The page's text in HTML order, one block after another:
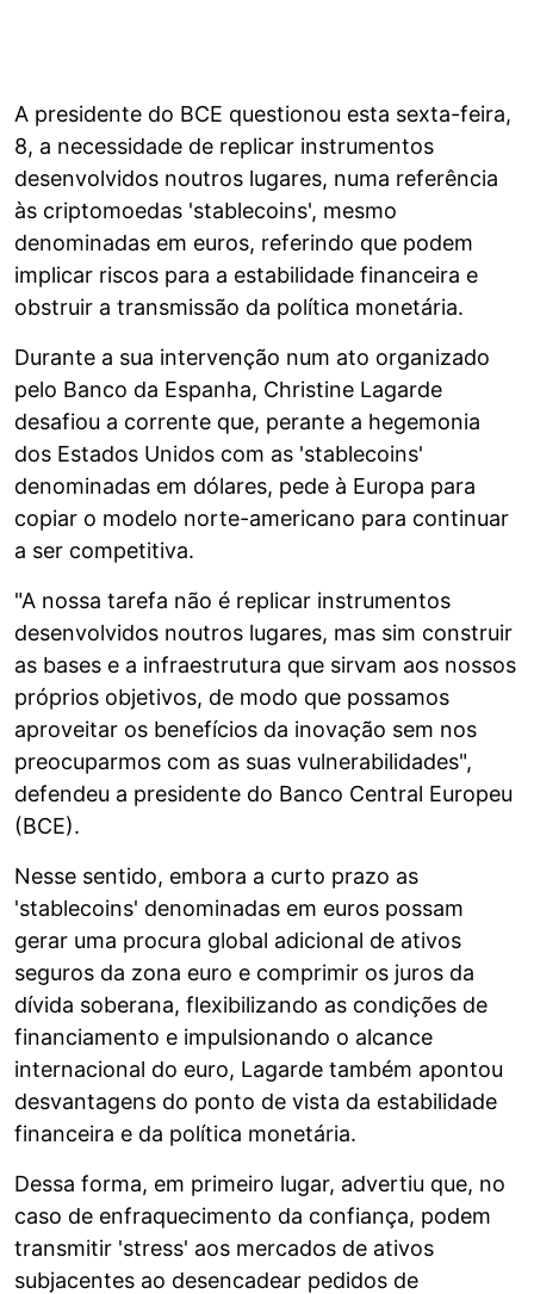
A presidente do BCE questionou esta sexta-feira,
8, a necessidade de replicar instrumentos
desenvolvidos noutros lugares, numa referência
às criptomoedas 'stablecoins', mesmo
denominadas em euros, referindo que podem
implicar riscos para a estabilidade financeira e
obstruir a transmissão da política monetária.
Durante a sua intervenção num ato organizado
pelo Banco da Espanha, Christine Lagarde
desafiou a corrente que, perante a hegemonia
dos Estados Unidos com as 'stablecoins'
denominadas em dólares, pede à Europa para
copiar o modelo norte-americano para continuar
a ser competitiva.
"A nossa tarefa não é replicar instrumentos
desenvolvidos noutros lugares, mas sim construir
as bases e a infraestrutura que sirvam aos nossos
próprios objetivos, de modo que possamos
aproveitar os benefícios da inovação sem nos
preocuparmos com as suas vulnerabilidades",
defendeu a presidente do Banco Central Europeu
(BCE).
Nesse sentido, embora a curto prazo as
'stablecoins' denominadas em euros possam
gerar uma procura global adicional de ativos
seguros da zona euro e comprimir os juros da
dívida soberana, flexibilizando as condições de
financiamento e impulsionando o alcance
internacional do euro, Lagarde também apontou
desvantagens do ponto de vista da estabilidade
financeira e da política monetária.
Dessa forma, em primeiro lugar, advertiu que, no
caso de enfraquecimento da confiança, podem
transmitir 'stress' aos mercados de ativos
subjacentes ao desencadear pedidos de